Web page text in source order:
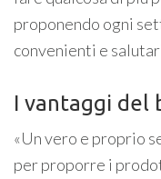
proponendo ogni
convenienti e
I vantaggi del
«Un vero e proprio
per proporre i